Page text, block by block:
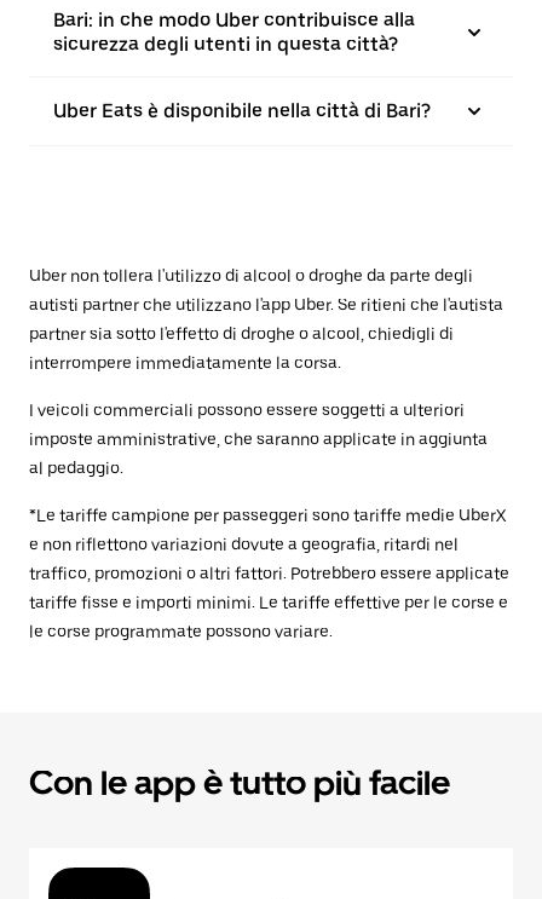
Bari: in che modo Uber contribuisce alla
sicurezza degli utenti in questa città?
Uber Eats è disponibile nella città di Bari?
Uber non tollera l'utilizzo di alcool o droghe da parte degli
autisti partner che utilizzano l'app Uber. Se ritieni che l'autista
partner sia sotto l'effetto di droghe o alcool, chiedigli di
interrompere immediatamente la corsa.
I veicoli commerciali possono essere soggetti a ulteriori
imposte amministrative, che saranno applicate in aggiunta
al pedaggio.
*Le tariffe campione per passeggeri sono tariffe medie UberX
e non riflettono variazioni dovute a geografia, ritardi nel
traffico, promozioni o altri fattori. Potrebbero essere applicate
tariffe fisse e importi minimi. Le tariffe effettive per le corse e
le corse programmate possono variare.
Con le app è tutto più facile